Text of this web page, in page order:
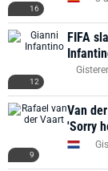
16
12
FIFA
9
Van
'Sorry